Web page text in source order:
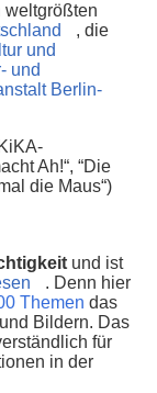
weltgrößten
, die
und
und
Berlin-
Ah!“, “Die
die Maus“)
und ist
. Denn hier
Themen das
Bildern. Das
für
in der